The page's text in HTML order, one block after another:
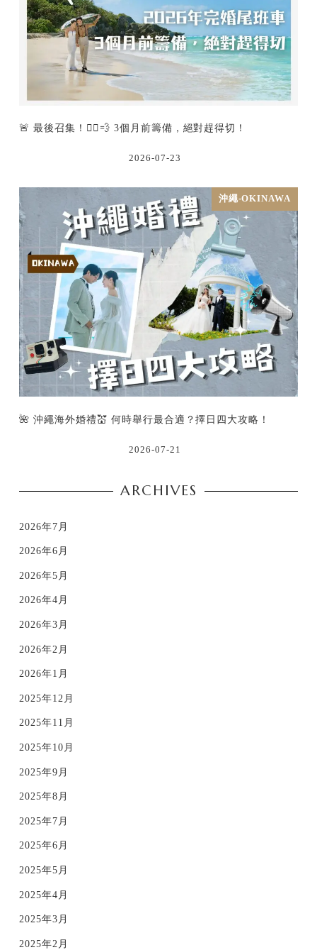
🚨 最後召集！🏃‍♂️💨 3個月前籌備，絕對趕得切！
2026-07-23
沖繩-OKINAWA
🌺 沖繩海外婚禮💒 何時舉行最合適？擇日四大攻略！
2026-07-21
ARCHIVES
2026年7月
2026年6月
2026年5月
2026年4月
2026年3月
2026年2月
2026年1月
2025年12月
2025年11月
2025年10月
2025年9月
2025年8月
2025年7月
2025年6月
2025年5月
2025年4月
2025年3月
2025年2月